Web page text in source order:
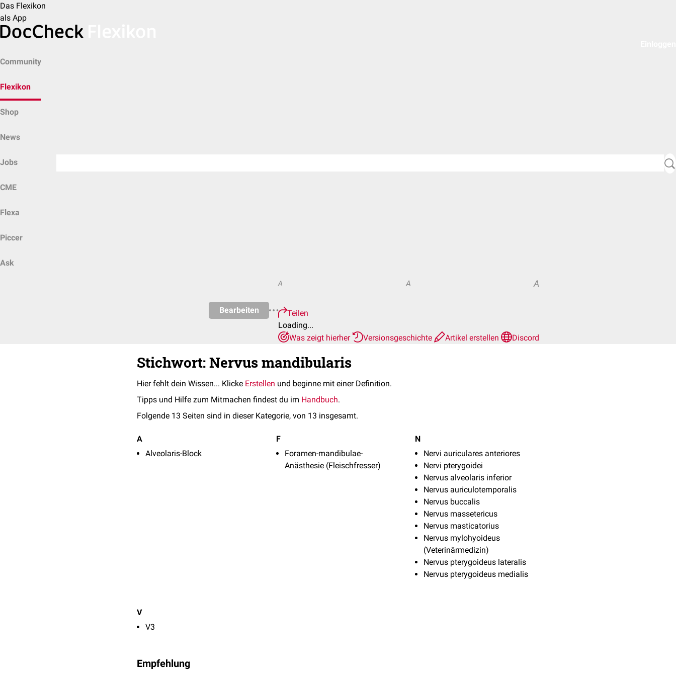
Das Flexikon
als App
Community
Flexikon
Shop
News
Jobs
CME
Flexa
Piccer
Ask
Bearbeiten
A A A
Teilen
Loading...
Was zeigt hierher
Versionsgeschichte Artikel erstellen Discord
Stichwort: Nervus mandibularis
Hier fehlt dein Wissen... Klicke Erstellen und beginne mit einer Definition.
Tipps und Hilfe zum Mitmachen findest du im Handbuch.
Folgende 13 Seiten sind in dieser Kategorie, von 13 insgesamt.
A
Alveolaris-Block
F
Foramen-mandibulae-
Anästhesie (Fleischfresser)
N
Nervi auriculares anteriores
Nervi pterygoidei
Nervus alveolaris inferior
Nervus auriculotemporalis
Nervus buccalis
Nervus massetericus
Nervus masticatorius
Nervus mylohyoideus
(Veterinärmedizin)
Nervus pterygoideus lateralis
Nervus pterygoideus medialis
V
V3
Empfehlung